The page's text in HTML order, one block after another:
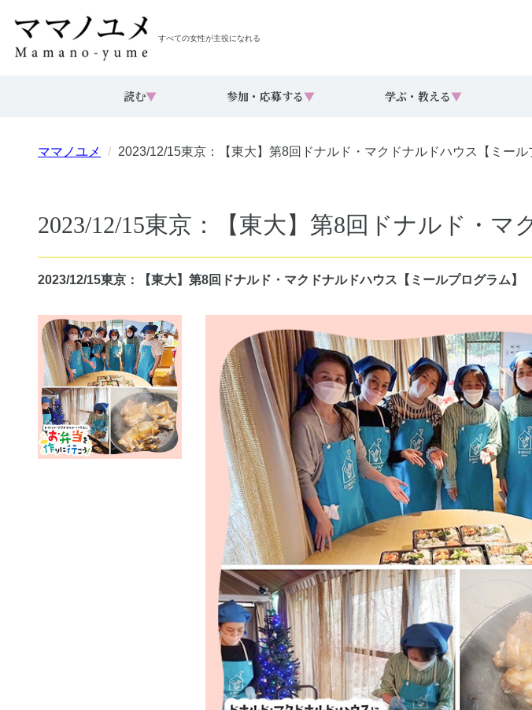
すべての女性が主役になれる
読む▼ 参加・応募する▼ 学ぶ・教える▼
ママノユメ 2023/12/15東京：【東大】第8回ドナルド・マクドナルドハウス【ミール
2023/12/15東京：【東大】第8回ドナルド・
2023/12/15東京：【東大】第8回ドナルド・マクドナルドハウス【ミールプログラム】